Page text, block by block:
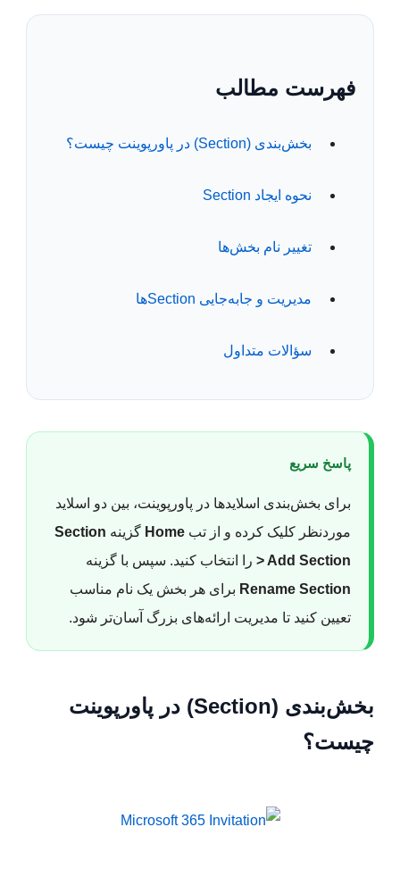
فهرست مطالب
بخش‌بندی (Section) در پاورپوینت چیست؟
نحوه ایجاد Section
تغییر نام بخش‌ها
مدیریت و جابه‌جایی Sectionها
سؤالات متداول
پاسخ سریع
برای بخش‌بندی اسلایدها در پاورپوینت، بین دو اسلاید
موردنظر کلیک کرده و از تب Home گزینه Section
> Add Section را انتخاب کنید. سپس با گزینه
Rename Section برای هر بخش یک نام مناسب
تعیین کنید تا مدیریت ارائه‌های بزرگ آسان‌تر شود.
بخش‌بندی (Section) در پاورپوینت
چیست؟